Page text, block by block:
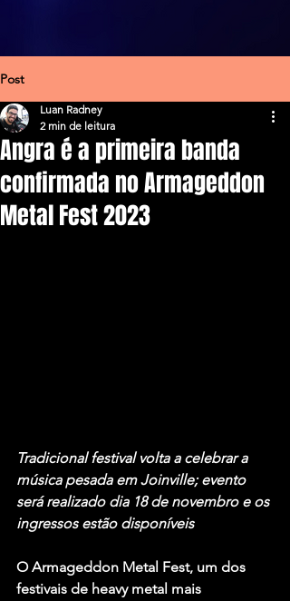
Post
Angra é a primeira banda
confirmada no Armageddon
Metal Fest 2023
Luan Radney
2 min de leitura
Tradicional festival volta a celebrar a
música pesada em Joinville; evento
será realizado dia 18 de novembro e os
ingressos estão disponíveis
O Armageddon Metal Fest, um dos
festivais de heavy metal mais